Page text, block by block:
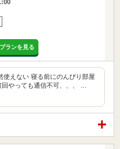
ランを見る
使えない 寝る前にのんびり部屋
やっても通信不可、、、 …